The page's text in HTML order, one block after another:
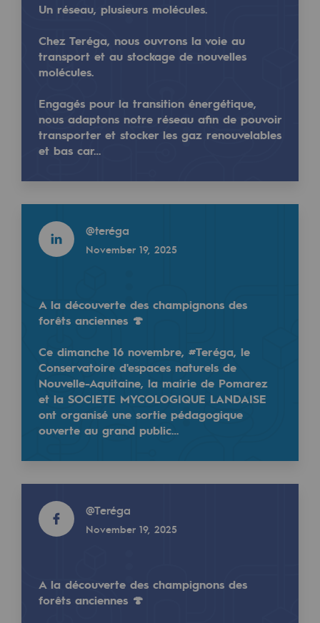
Governance
Indicators
Institutional publications
Where to find us
Tomorrow's energies
Renewable gases and sustainable gases
Renewable gases and
Methanation
Sustainable uses
CH4, H2 and CO2 consultation
Educational space
2050: a world of renewable, low-carbon
Hydrogen Objective
CCUS zero CO2 objective
The Lab
La série "Vies de Femmes : Positive génération"
Read more
@Teréga
La série "Vies de Femmes : Positive génération"
Read more
@Teregacontact
Un réseau, plusieurs molécules.
Chez Teréga, nous ouvrons la voie au
transport et au stockage de nouvelles
molécules.
Engagés pour la transition énergétique,
nous adaptons notre réseau afin de pouvoir
transporter et stocker les gaz renouvelables
et bas car…
@teréga
November 19, 2025
A la découverte des champignons des
forêts anciennes 🍄
Ce dimanche 16 novembre, #Teréga, le
Conservatoire d'espaces naturels de
Nouvelle-Aquitaine, la mairie de Pomarez
et la SOCIETE MYCOLOGIQUE LANDAISE
ont organisé une sortie pédagogique
ouverte au grand public…
@Teréga
November 19, 2025
A la découverte des champignons des
forêts anciennes 🍄